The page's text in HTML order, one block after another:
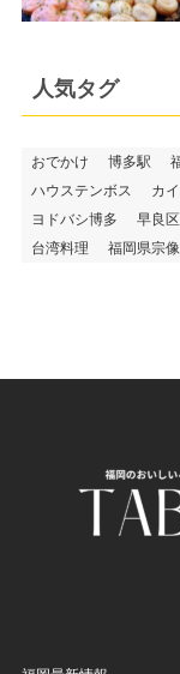
人気タグ
おでかけ 博多駅
ハウステンボス
カ
ヨドバシ博多
早良
台湾料理
福岡県宗